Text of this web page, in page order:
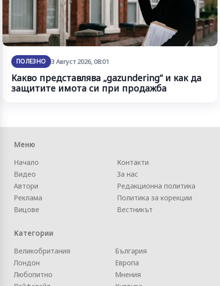
ПОЛЕЗНО 3 Август 2026, 08:01
Какво представлява „gazundering“ и как да
защитите имота си при продажба
Меню
Начало
Видео
Автори
Реклама
Вицове
Контакти
За нас
Редакционна политика
Политика за корекции
Вестникът
Категории
Великобритания
Лондон
Любопитно
България
Европа
Мнения